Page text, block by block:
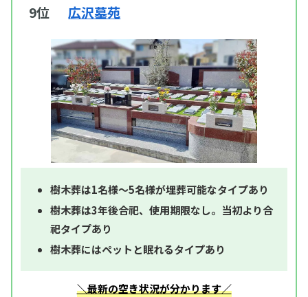
9位 広沢墓苑
樹木葬は1名様～5名様が埋葬可能なタイプあり
樹木葬は3年後合祀、使用期限なし。当初より合
祀タイプあり
樹木葬にはペットと眠れるタイプあり
＼最新の空き状況が分かります／